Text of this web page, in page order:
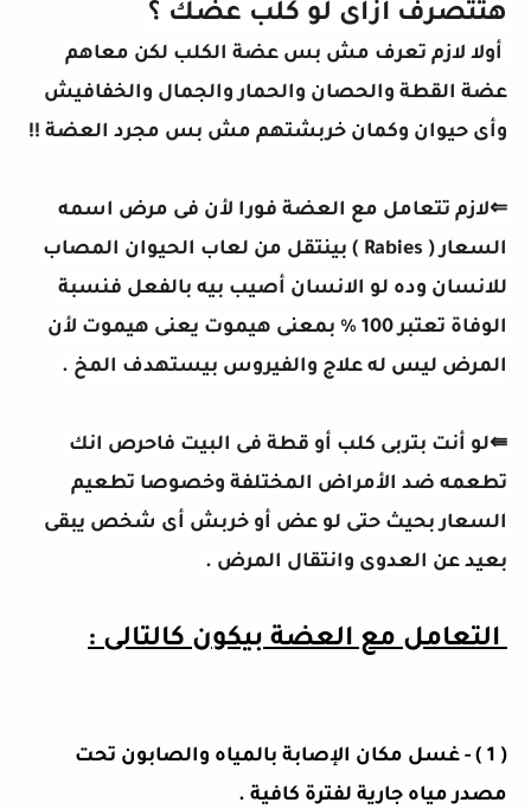
هتتصرف ازاى لو كلب عضك ؟
أولا لازم تعرف مش بس عضة الكلب لكن معاهم
عضة القطة والحصان والحمار والجمال والخفافيش
وأى حيوان وكمان خربشتهم مش بس مجرد العضة !!
⇐لازم تتعامل مع العضة فورا لأن فى مرض اسمه
السعار ( Rabies ) بينتقل من لعاب الحيوان المصاب
للانسان وده لو الانسان أصيب بيه بالفعل فنسبة
الوفاة تعتبر 100 % بمعنى هيموت يعنى هيموت لأن
المرض ليس له علاج والفيروس بيستهدف المخ .
⇚لو أنت بتربى كلب أو قطة فى البيت فاحرص انك
تطعمه ضد الأمراض المختلفة وخصوصا تطعيم
السعار بحيث حتى لو عض أو خربش أى شخص يبقى
بعيد عن العدوى وانتقال المرض .
التعامل مع العضة بيكون كالتالى :
( 1 ) - غسل مكان الإصابة بالمياه والصابون تحت
مصدر مياه جارية لفترة كافية .